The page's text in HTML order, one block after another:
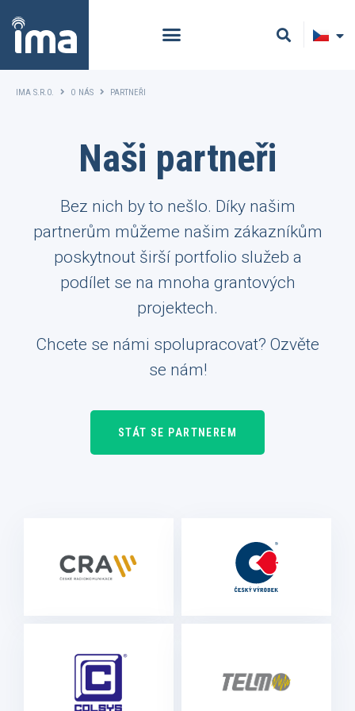
IMA S.R.O. O NÁS PARTNEŘI
Naši partneři
Bez nich by to nešlo. Díky našim
partnerům můžeme našim zákazníkům
poskytnout širší portfolio služeb a
podílet se na mnoha grantových
projektech.
Chcete se námi spolupracovat? Ozvěte
se nám!
STÁT SE PARTNEREM